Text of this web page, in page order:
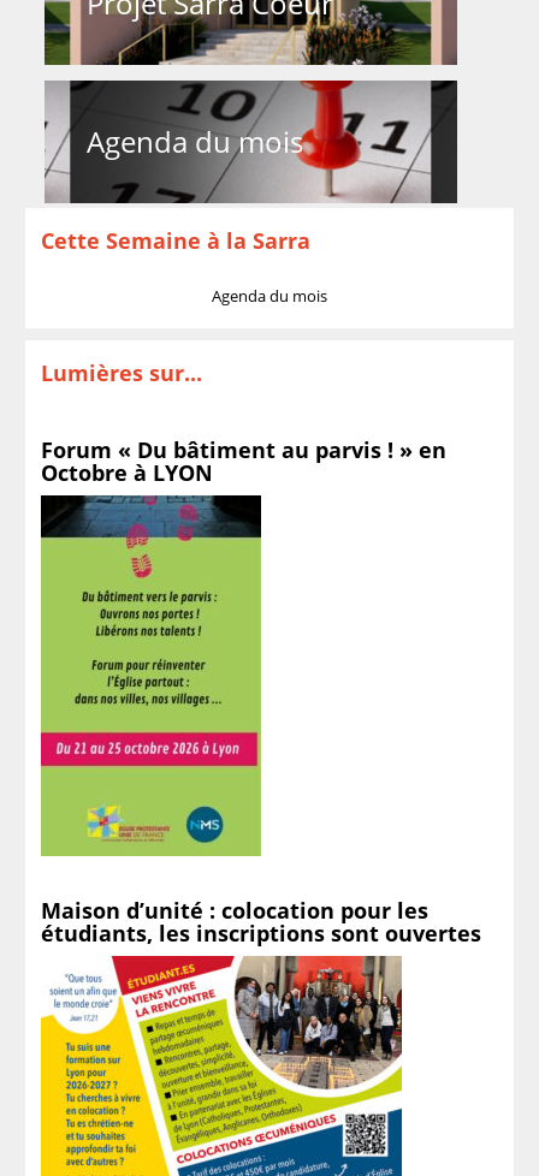
Agenda du mois
Cette Semaine à la Sarra
Agenda du mois
Lumières sur...
Forum « Du bâtiment au parvis ! » en
Octobre à LYON
Maison d’unité : colocation pour les
étudiants, les inscriptions sont ouvertes